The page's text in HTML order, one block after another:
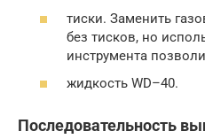
тиски. Заменить
без тисков, но
инструмента
жидкость WD–40.
Последовательность